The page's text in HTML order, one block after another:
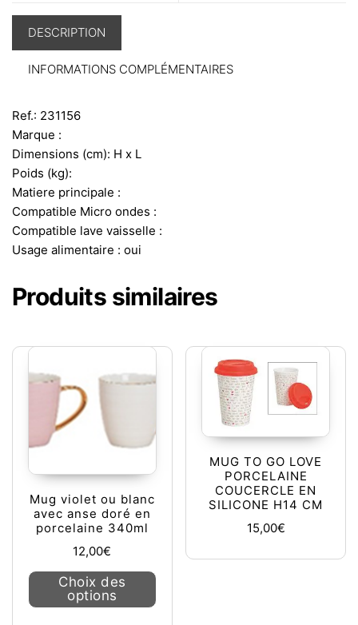
DESCRIPTION
INFORMATIONS COMPLÉMENTAIRES
Ref.: 231156
Marque :
Dimensions (cm): H x L
Poids (kg):
Matiere principale :
Compatible Micro ondes :
Compatible lave vaisselle :
Usage alimentaire : oui
Produits similaires
Mug violet ou blanc
avec anse doré en
porcelaine 340ml
12,00€
Choix des
options
Ce produit a plusieurs variations.
MUG TO GO LOVE
PORCELAINE
COUCERCLE EN
SILICONE H14 CM
15,00€